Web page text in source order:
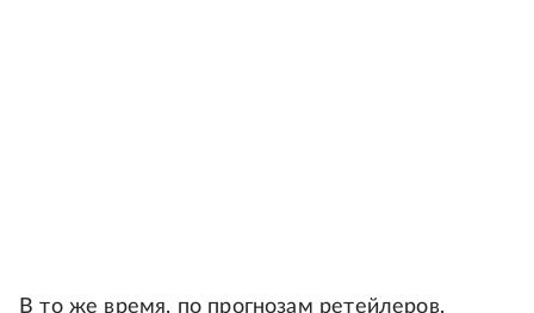
В то же время, по прогнозам ретейлеров,